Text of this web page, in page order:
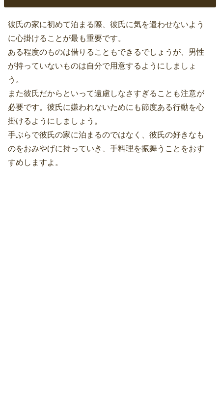
彼氏の家に初めて泊まる際、彼氏に気を遣わせないよう
に心掛けることが最も重要です。
ある程度のものは借りることもできるでしょうが、男性
が持っていないものは自分で用意するようにしましょ
う。
また彼氏だからといって遠慮しなさすぎることも注意が
必要です。彼氏に嫌われないためにも節度ある行動を心
掛けるようにしましょう。
手ぶらで彼氏の家に泊まるのではなく、彼氏の好きなも
のをおみやげに持っていき、手料理を振舞うことをおす
すめしますよ。